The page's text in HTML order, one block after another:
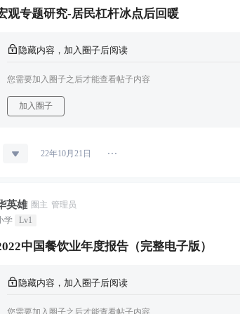
观专题研究-居民杠杆冰点后回暖
隐藏内容，加入圈子后阅读
您需要加入圈子之后才能查看帖子内容
加入圈子
22年10月21日
英雄 圈主 管理员
学
Lv1
中国餐饮业年度报告（完整电子版）
隐藏内容，加入圈子后阅读
您需要加入圈子之后才能查看帖子内容